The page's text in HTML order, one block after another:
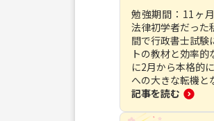
勉強期間： 11 ヶ月
法律初学者だった
間で行政書士試験
トの教材と効率
に2月から本格的
への大きな転機と
記事を読む